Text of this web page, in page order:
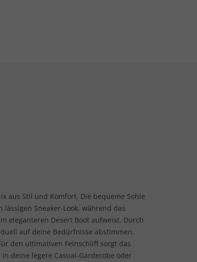
aus Stil und Komfort. Die bequeme Sohle
Sneaker-Look, während das
eleganteren Desert Boot aufweist. Durch
auf deine Bedürfnisse abstimmen.
den ultimativen Feinschliff sorgt das
deine legere Casual-Garderobe oder